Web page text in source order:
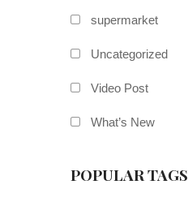
supermarket
Uncategorized
Video Post
What’s New
POPULAR TAGS